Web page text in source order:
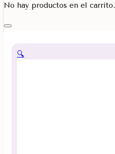
No hay productos en el carrito.
🔍